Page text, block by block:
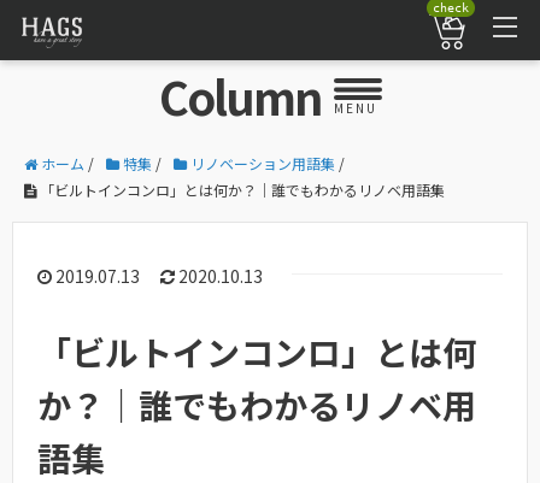
check
Column MENU
ホーム / 特集 / リノベーション用語集 /
「ビルトインコンロ」とは何か？｜誰でもわかるリノベ用語集
2019.07.13 2020.10.13
「ビルトインコンロ」とは何
か？｜誰でもわかるリノベ用
語集